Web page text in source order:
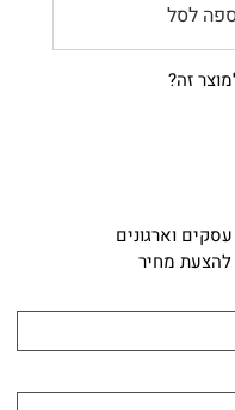
לסל
זה?
וארגונים
מחיר